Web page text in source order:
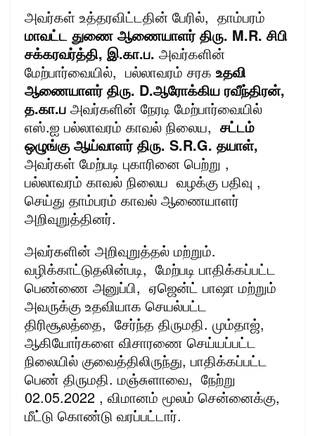
அவர்கள் உத்தரவிட்டதின் பேரில், தாம்பரம்
மாவட்ட துணை ஆணையாளர் திரு. M.R. சிபி
சக்கரவர்த்தி, இ.கா.ப. அவர்களின்
மேற்பார்வையில், பல்லாவரம் சரக உதவி
ஆணையாளர் திரு. D.ஆரோக்கிய ரவீந்திரன்,
த.கா.ப அவர்களின் நேரடி மேற்பார்வையில்
எஸ்.ஐ பல்லாவரம் காவல் நிலைய, சட்டம்
ஒழுங்கு ஆய்வாளர் திரு. S.R.G. தயாள்,
அவர்கள் மேற்படி புகாரினை பெற்று ,
பல்லாவரம் காவல் நிலைய வழக்கு பதிவு ,
செய்து தாம்பரம் காவல் ஆணையாளர்
அறிவுறுத்தினர்.
அவர்களின் அறிவுறுத்தல் மற்றும்.
வழிக்காட்டுதலின்படி, மேற்படி பாதிக்கப்பட்ட
பெண்ணை அனுப்பி, ஏஜென்ட் பாஷா மற்றும்
அவருக்கு உதவியாக செயல்பட்ட
திரிசூலத்தை, சேர்ந்த திருமதி. மும்தாஜ்,
ஆகியோர்களை விசாரணை செய்யப்பட்ட
நிலையில் குவைத்திலிருந்து, பாதிக்கப்பட்ட
பெண் திருமதி. மஞ்சுளாவை, நேற்று
02.05.2022 , விமானம் மூலம் சென்னைக்கு,
மீட்டு கொண்டு வரப்பட்டார்.